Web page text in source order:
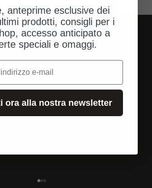
anteprime esclusive dei
prodotti, consigli per i
accesso anticipato a
speciali e omaggi.
ora alla nostra newsletter